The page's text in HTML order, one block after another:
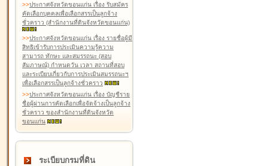
>>ประกาศจังหวัดขอนแก่น เรื่อง รับสมัคร
คัดเลือกบุคคลเพื่อเลือกสรรเป็นลูกจ้าง
ชั่วคราว (สำนักงานที่ดินจังหวัดขอนแก่น)
>>ประกาศจังหวัดขอนแก่น เรื่อง รายชื่อผู้มี
สิทธิเข้ารับการประเมินความรู้ความ
สามารถ ทักษะ และสมรรถนะ (สอบ
สัมภาษณ์) กำหนดวัน เวลา สถานที่สอบ
และระเบียบเกี่ยวกับการประเมินสมรรถนะฯ
เพื่อเลือกสรรเป็นลูกจ้างชั่วคราว
>>ประกาศจังหวัดขอนแก่น เรื่อง บัญชีราย
ชื่อผู้ผ่านการคัดเลือกเพื่อจัดจ้างเป็นลูกจ้าง
ชั่วคราว ของสำนักงานที่ดินจังหวัด
ขอนแก่น
ระเบียบกรมที่ดิน